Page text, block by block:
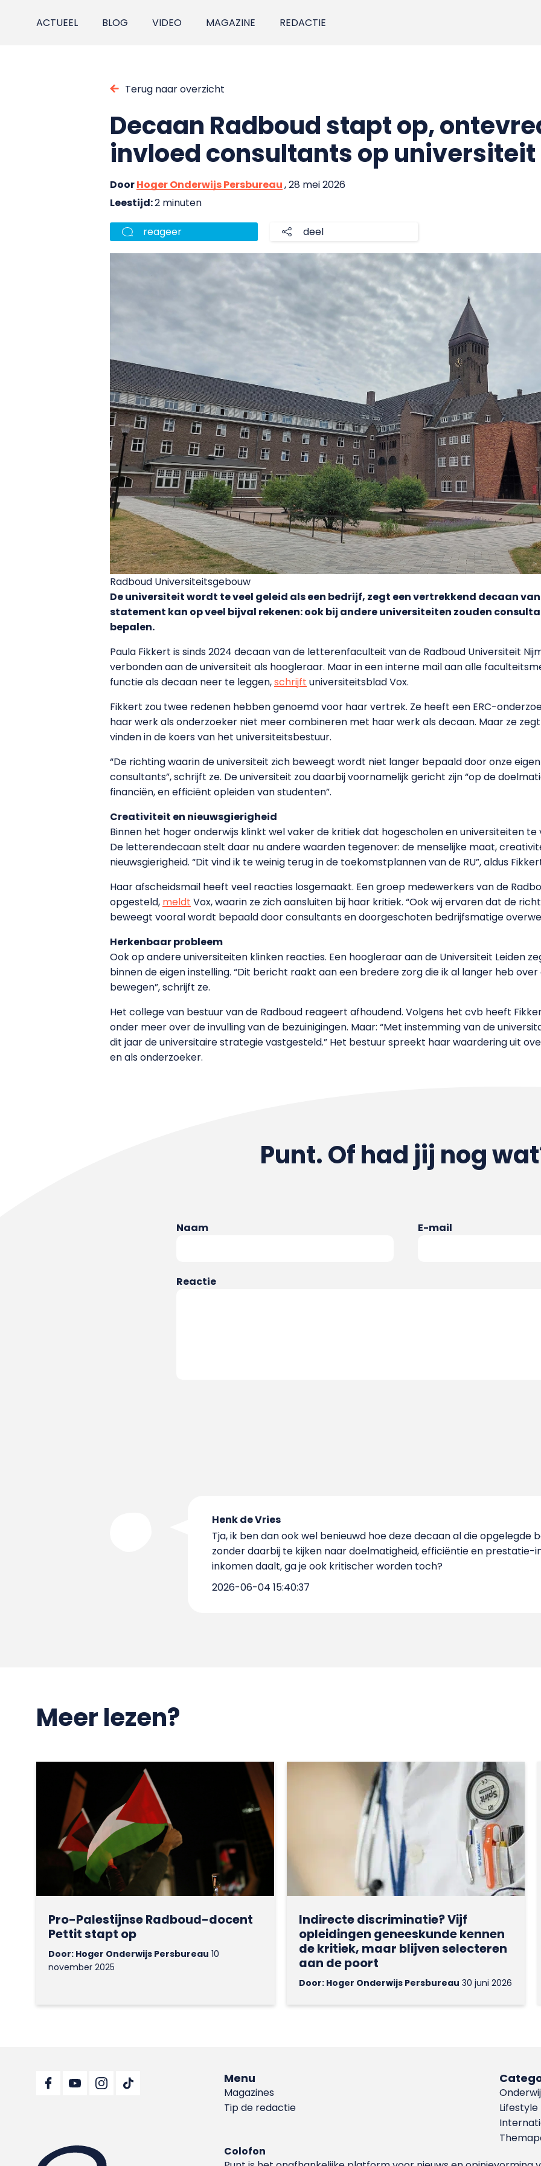
ACTUEEL BLOG VIDEO MAGAZINE REDACTIE
Terug naar overzicht
Decaan Radboud stapt op,
invloed consultants op universiteit
DoorHoger Onderwijs Persbureau, 28 mei 2026
Leestijd:2 minuten
reageer deel
Radboud Universiteitsgebouw
De universiteit wordt te veel geleid als een bedrijf, zegt een vertrekkend decaan
statement kan op veel bijval rekenen: ook bij andere universiteiten zouden
bepalen.
Paula Fikkert is sinds 2024 decaan van de letterenfaculteit van de Radboud Universiteit
verbonden aan de universiteit als hoogleraar. Maar in een interne mail aan alle
functie als decaan neer te leggen,schrijft universiteitsblad Vox.
Fikkert zou twee redenen hebben genoemd voor haar vertrek. Ze heeft een ERC-
haar werk als onderzoeker niet meer combineren met haar werk als decaan. Maar ze
vinden in de koers van het universiteitsbestuur.
“De richting waarin de universiteit zich beweegt wordt niet langer bepaald door onze
consultants”, schrijft ze. De universiteit zou daarbij voornamelijk gericht zijn “op de
financiën, en efficiënt opleiden van studenten”.
Creativiteit en nieuwsgierigheid
Binnen het hoger onderwijs klinkt wel vaker de kritiek dat hogescholen en universiteiten
De letterendecaan stelt daar nu andere waarden tegenover: de menselijke maat,
nieuwsgierigheid. “Dit vind ik te weinig terug in de toekomstplannen van de RU”, aldus
Haar afscheidsmail heeft veel reacties losgemaakt. Een groep medewerkers van de
opgesteld, meldt Vox, waarin ze zich aansluiten bij haar kritiek. “Ook wij ervaren dat de
beweegt vooral wordt bepaald door consultants en doorgeschoten bedrijfsmatige
Herkenbaar probleem
Ook op andere universiteiten klinken reacties. Een hoogleraar aan de Universiteit Leiden
binnen de eigen instelling. “Dit bericht raakt aan een bredere zorg die ik al langer heb
bewegen”, schrijft ze.
Het college van bestuur van de Radboud reageert afhoudend. Volgens het cvb heeft
onder meer over de invulling van de bezuinigingen. Maar: “Met instemming van de
dit jaar de universitaire strategie vastgesteld.” Het bestuur spreekt haar waardering uit
en als onderzoeker.
Punt. Of had jij nog
Naam E-mail
Reactie
Henk de Vries
Tja, ik ben dan ook wel benieuwd hoe deze decaan al die opgelegde
zonder daarbij te kijken naar doelmatigheid, efficiëntie en prestatie-
inkomen daalt, ga je ook kritischer worden toch?
2026-06-04 15:40:37
Meer lezen?
Pro-Palestijnse Radboud-docent
Pettit stapt op
Door: Hoger Onderwijs Persbureau 10
november 2025
Indirecte discriminatie? Vijf
opleidingen geneeskunde kennen
de kritiek, maar blijven selecteren
aan de poort
Door: Hoger Onderwijs Persbureau 30 juni 2026
Menu
Magazines
Tip de redactie
Lifestyle
Colofon